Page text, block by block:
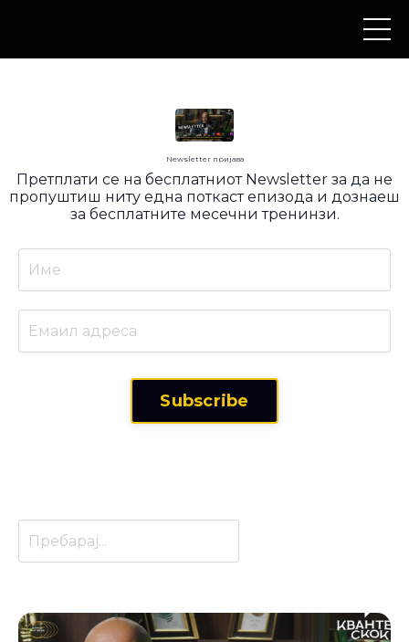
Newsletter пријава
Претплати се на бесплатниот Newsletter за да не
пропуштиш ниту една поткаст епизода и дознаеш
за бесплатните месечни тренинзи.
Subscribe